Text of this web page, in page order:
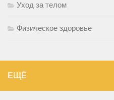
Уход за телом
Физическое здоровье
ЕЩЁ